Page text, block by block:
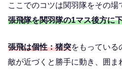
ここでのコツは関羽隊をその場
張飛隊を関羽隊の1マス後方に
張飛は個性：猪突をもっている
敵が近づくと勝手に動き、囲ま